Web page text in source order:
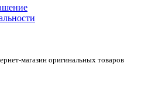
магазин оригинальных товаров